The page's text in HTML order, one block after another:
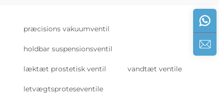
præcisions vakuumventil
holdbar suspensionsventil
læktæt prostetisk ventil vandtæt ventile
letvægtsproteseventile